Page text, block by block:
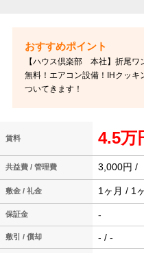
【ハウス倶楽部 本社】折尾ワ
無料！エアコン設備！IHクッキ
ついてきます！
賃料 4.5万
共益費 / 管理費 3,000円 /
敷金 / 礼金 1ヶ月 / 1
保証金 -
敷引 / 償却 - / -